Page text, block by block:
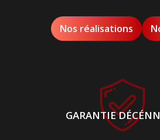
Nos réalisations
GARANTIE